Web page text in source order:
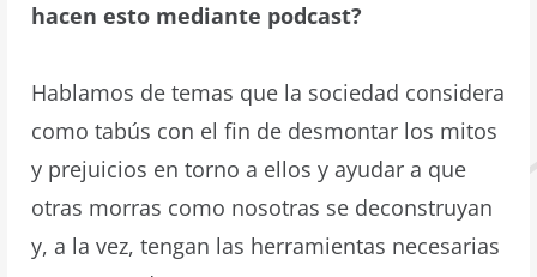
hacen esto mediante podcast?
Hablamos de temas que la sociedad considera
como tabús con el fin de desmontar los mitos
y prejuicios en torno a ellos y ayudar a que
otras morras como nosotras se deconstruyan
y, a la vez, tengan las herramientas necesarias